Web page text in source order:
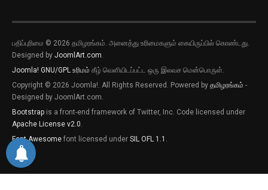
பதிப்புரிமை © 2026 தமிழரங்கம். அனைத்து உரிமைகளும் கையிருப்பில் கொண்டது.
Designed by JoomlArt.com.
Joomla! GNU/GPL உரிமம் கீழ் வெளியிடப்பட்ட ஒரு இலவச மென்பொருள்.
Copyright © 2026 Joomla!. All Rights Reserved. Powered by தமிழரங்கம் -
Designed by JoomlArt.com.
Bootstrap is a front-end framework of Twitter, Inc. Code licensed under
Apache License v2.0.
Font Awesome font licensed under SIL OFL 1.1 .